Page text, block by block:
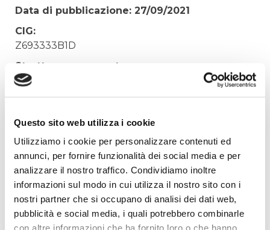
Questo sito web utilizza i cookie
Utilizziamo i cookie per personalizzare contenuti ed
annunci, per fornire funzionalità dei social media e per
analizzare il nostro traffico. Condividiamo inoltre
informazioni sul modo in cui utilizza il nostro sito con i
nostri partner che si occupano di analisi dei dati web,
pubblicità e social media, i quali potrebbero combinarle
con altre informazioni che ha fornito loro o che hanno
Data di pubblicazione: 27/09/2021
CIG:
Z693333B1D
Struttura proponente:
'Irisacqua srl P.I./C.F. 01070220312. - Ufficio
Tecnico
SPESE PER REALIZZAZIONE MOSTRA
FOTOGRAFICA IL PICCOLO 140 ANNI
Elenco operatori invitati:
Codice Fiscale:
Procedura di scelta:
Affidamento ai sensi del Regolamento Generale